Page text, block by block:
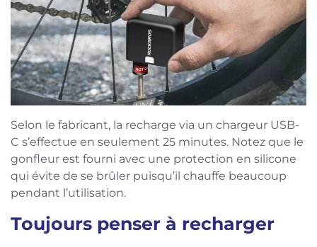
Selon le fabricant, la recharge via un chargeur USB-
C s’effectue en seulement 25 minutes. Notez que le
gonfleur est fourni avec une protection en silicone
qui évite de se brûler puisqu’il chauffe beaucoup
pendant l’utilisation.
Toujours penser à recharger